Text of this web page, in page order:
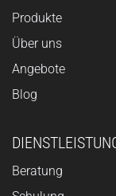
Produkte
Über uns
Angebote
Blog
Beratung